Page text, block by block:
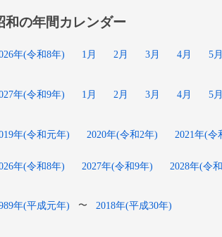
和の年間カレンダー
年(令和8年) 1月 2月 3月 4月 5月
年(令和9年) 1月 2月 3月 4月 5月
年(令和元年) 2020年(令和2年) 2021年(令
年(令和8年) 2027年(令和9年) 2028年(令
年(平成元年) 〜 2018年(平成30年)